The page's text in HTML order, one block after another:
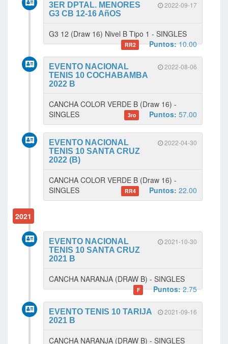
2022-09-17
3ER DPTAL. MENORES
G3 CB 12-16 AñOS
G3 12 (Draw 16) Nivel B Tipo 1 - SINGLES
RR2 Puntos:10.00
2022-08-06
EVENTO NACIONAL
TENIS 10 COCHABAMBA
2022 B
CANCHA COLOR VERDE B (Draw 16) -
SINGLES
3ro Puntos: 57.00
2022-04-30
EVENTO NACIONAL
TENIS 10 SANTA CRUZ
2022 (B)
CANCHA COLOR VERDE B (Draw 16) -
SINGLES
RR4 Puntos: 22.00
2021
2021-10-30
EVENTO NACIONAL
TENIS 10 SANTA CRUZ
2021 B
CANCHA NARANJA (DRAW B) - SINGLES
F Puntos:2.75
2021-09-16
EVENTO TENIS 10 TARIJA
2021 B
CANCHA NARANJA (DRAW B) - SINGLES